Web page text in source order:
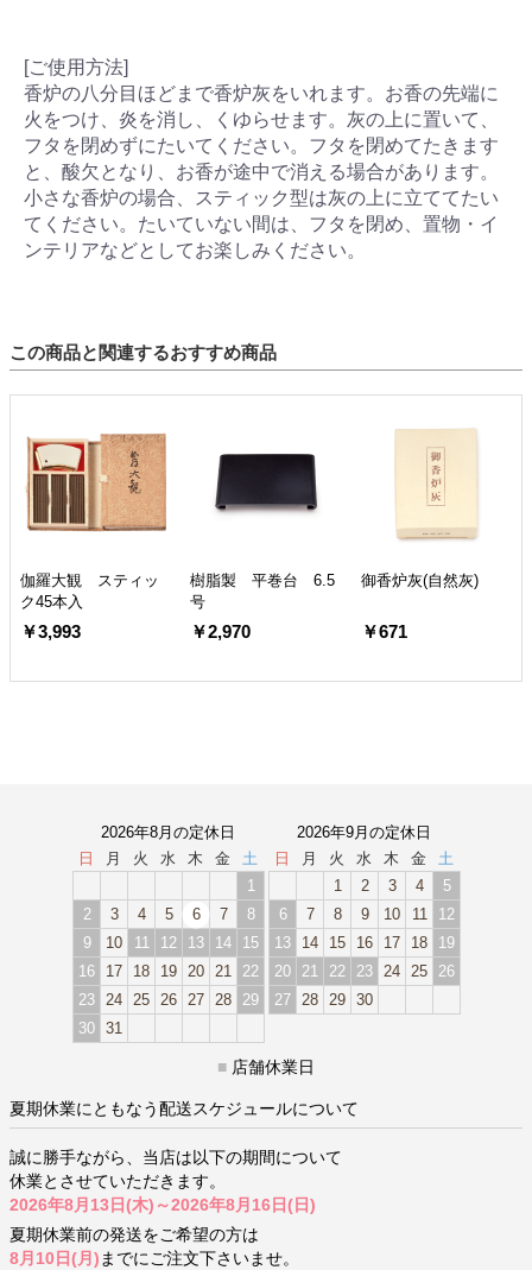
[ご使用方法]
香炉の八分目ほどまで香炉灰をいれます。お香の先端に
火をつけ、炎を消し、くゆらせます。灰の上に置いて、
フタを閉めずにたいてください。フタを閉めてたきます
と、酸欠となり、お香が途中で消える場合があります。
小さな香炉の場合、スティック型は灰の上に立ててたい
てください。たいていない間は、フタを閉め、置物・イ
ンテリアなどとしてお楽しみください。
この商品と関連するおすすめ商品
伽羅大観 スティッ
ク45本入
￥3,993
樹脂製 平巻台 6.5
号
￥2,970
御香炉灰(自然灰)
￥671
2026年8月の定休日
日
月 火 水 木 金
土
1
2
3 4 5 6 7
8
9
10 11 12 13 14
15
16
17 18 19 20 21
22
23 24 25 26 27 28
29
30 31
2026年9月の定休日
日
月 火 水 木 金
土
1
2 3 4
5
6
7 8 9 10 11
12
13
14 15 16 17 18
19
20
21 22 23 24 25
26
27 28 29 30
■ 店舗休業日
夏期休業にともなう配送スケジュールについて
誠に勝手ながら、当店は以下の期間について
休業とさせていただきます。
2026年8月13日(木)～2026年8月16日(日)
夏期休業前の発送をご希望の方は
8月10日(月) までにご注文下さいませ。